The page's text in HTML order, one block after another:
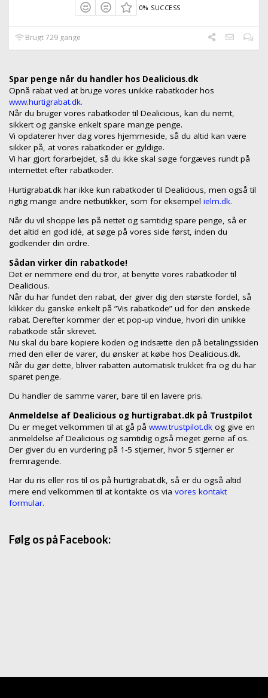
0% SUCCESS
Brugt 729 gange
Spar penge når du handler hos Dealicious.dk
Opnå rabat ved at bruge vores unikke rabatkoder hos
www.hurtigrabat.dk.
Når du bruger vores rabatkoder til Dealicious, kan du nemt,
sikkert og ganske enkelt spare mange penge.
Vi opdaterer hver dag vores hjemmeside, så du altid kan være
sikker på, at vores rabatkoder er gyldige.
Vi har gjort forarbejdet, så du ikke skal søge forgæves rundt på
internettet efter rabatkoder.
Hurtigrabat.dk har ikke kun rabatkoder til Dealicious, men også til
rigtig mange andre netbutikker, som for eksempel ielm.dk.
Når du vil shoppe løs på nettet og samtidig spare penge, så er
det altid en god idé, at søge på vores side først, inden du
godkender din ordre.
Sådan virker din rabatkode!
Det er nemmere end du tror, at benytte vores rabatkoder til
Dealicious.
Når du har fundet den rabat, der giver dig den største fordel, så
klikker du ganske enkelt på ”Vis rabatkode” ud for den ønskede
rabat. Derefter kommer der et pop-up vindue, hvori din unikke
rabatkode står skrevet.
Nu skal du bare kopiere koden og indsætte den på betalingssiden
med den eller de varer, du ønsker at købe hos Dealicious.dk.
Når du gør dette, bliver rabatten automatisk trukket fra og du har
sparet penge.
Du handler de samme varer, bare til en lavere pris.
Anmeldelse af Dealicious og hurtigrabat.dk på Trustpilot
Du er meget velkommen til at gå på www.trustpilot.dk og give en
anmeldelse af Dealicious og samtidig også meget gerne af os.
Der giver du en vurdering på 1-5 stjerner, hvor 5 stjerner er
fremragende.
Har du ris eller ros til os på hurtigrabat.dk, så er du også altid
mere end velkommen til at kontakte os via vores kontakt
formular.
Følg os på Facebook: